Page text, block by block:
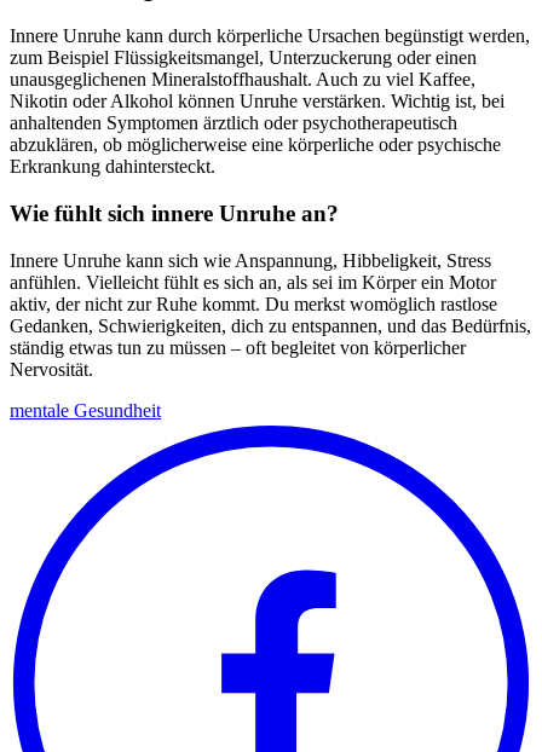
Innere Unruhe kann durch körperliche Ursachen begünstigt werden,
zum Beispiel Flüssigkeitsmangel, Unterzuckerung oder einen
unausgeglichenen Mineralstoffhaushalt. Auch zu viel Kaffee,
Nikotin oder Alkohol können Unruhe verstärken. Wichtig ist, bei
anhaltenden Symptomen ärztlich oder psychotherapeutisch
abzuklären, ob möglicherweise eine körperliche oder psychische
Erkrankung dahintersteckt.
Wie fühlt sich innere Unruhe an?
Innere Unruhe kann sich wie Anspannung, Hibbeligkeit, Stress
anfühlen. Vielleicht fühlt es sich an, als sei im Körper ein Motor
aktiv, der nicht zur Ruhe kommt. Du merkst womöglich rastlose
Gedanken, Schwierigkeiten, dich zu entspannen, und das Bedürfnis,
ständig etwas tun zu müssen – oft begleitet von körperlicher
Nervosität.
mentale Gesundheit